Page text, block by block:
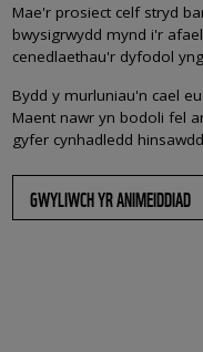
Mae'r prosiect celf stryd
bwysigrwydd mynd i'r
cenedlaethau'r dyfodol
Bydd y murluniau'n cael
Maent nawr yn bodoli fel
gyfer cynhadledd
GWYLIWCH YR ANIMEIDDIAD